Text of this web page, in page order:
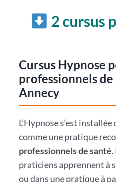
2 cursus
Cursus Hypnose
professionnels de
Annecy
L’Hypnose s’est
comme une pratique
professionnels de santé
praticiens apprennent à
ou dans une pratique à